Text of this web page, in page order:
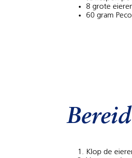
8 grote
60 gram
Klop de